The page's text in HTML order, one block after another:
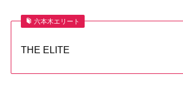
六本木エリート
THE ELITE